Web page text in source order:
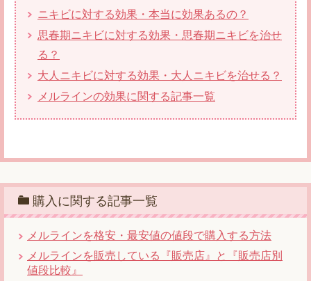
ニキビに対する効果・本当に効果あるの？
思春期ニキビに対する効果・思春期ニキビを治せ
る？
大人ニキビに対する効果・大人ニキビを治せる？
メルラインの効果に関する記事一覧
購入に関する記事一覧
メルラインを格安・最安値の値段で購入する方法
メルラインを販売している『販売店』と『販売店別
値段比較』